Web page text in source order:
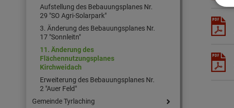
Aufstellung des Bebauungsplanes Nr.
29 "SO Agri-Solarpark"
3. Änderung des Bebauungsplanes Nr.
17 "Sonnleitn"
11. Änderung des
Flächennutzungsplanes
Kirchweidach
Erweiterung des Bebauungsplanes Nr.
2 "Auer Feld"
Gemeinde Tyrlaching